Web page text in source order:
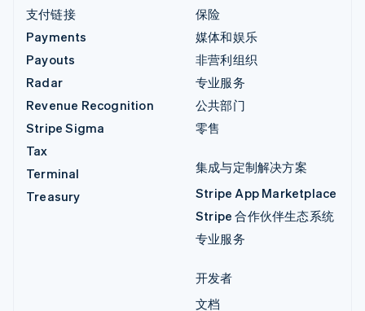
支付链接
Payments
Payouts
Radar
Revenue Recognition
Stripe Sigma
Tax
Terminal
Treasury
保险
媒体和娱乐
非营利组织
专业服务
公共部门
零售
集成与定制解决方案
Stripe App Marketplace
Stripe 合作伙伴生态系统
专业服务
开发者
文档